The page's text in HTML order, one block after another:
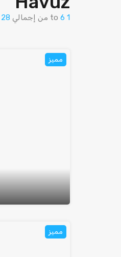
1
to 6 من إجمالي 28
مميز
مميز